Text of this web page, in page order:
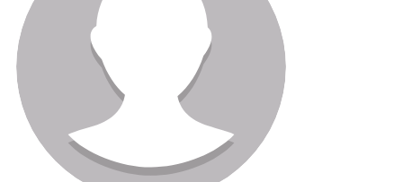
Регистрация